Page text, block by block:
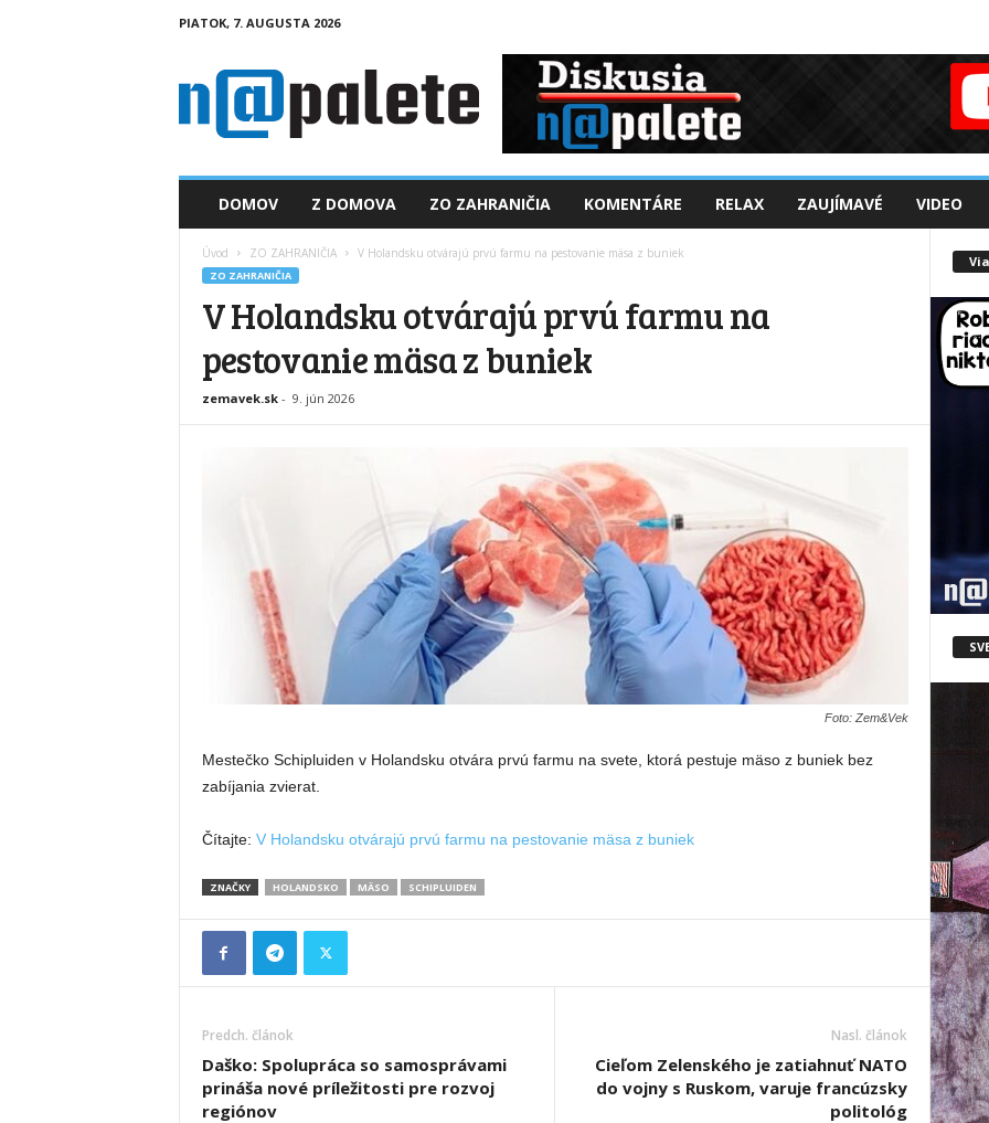
PIATOK, 7. AUGUSTA 2026
a
DOMOV Z DOMOVA ZO ZAHRANIČIA KOMENTÁRE RELAX ZAUJÍMAVÉ VIDEO
Úvod ZO ZAHRANIČIA V Holandsku otvárajú prvú farmu na pestovanie mäsa z buniek
ZO ZAHRANIČIA
V Holandsku otvárajú prvú farmu na
pestovanie mäsa z buniek
zemavek.sk- 9. jún 2026
Foto: Zem&Vek
Mestečko Schipluiden v Holandsku otvára prvú farmu na svete, ktorá pestuje mäso z buniek bez
zabíjania zvierat.
Čítajte: V Holandsku otvárajú prvú farmu na pestovanie mäsa z buniek
ZNAČKY HOLANDSKO MÄSO SCHIPLUIDEN
Predch. článok
Daško: Spolupráca so samosprávami
prináša nové príležitosti pre rozvoj
regiónov
Nasl. článok
Cieľom Zelenského je zatiahnuť NATO
do vojny s Ruskom, varuje francúzsky
politológ